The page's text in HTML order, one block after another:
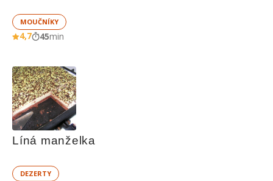
MOUČNÍKY
4,7 45min
Líná manželka
DEZERTY